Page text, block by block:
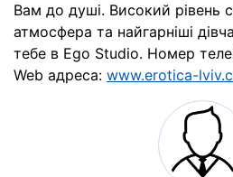
Вам до душі. Високий рівень
атмосфера та найгарніші
тебе в Ego Studio. Номер
Web адреса: www.erotica-